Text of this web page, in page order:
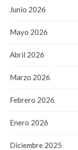
Junio 2026
Mayo 2026
Abril 2026
Marzo 2026
Febrero 2026
Enero 2026
Diciembre 2025